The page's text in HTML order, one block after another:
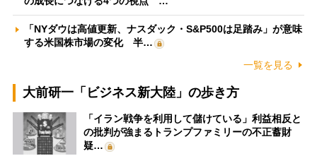
「NYダウは高値更新、ナスダック・S&P500は足踏み」が意味
する米国株市場の変化 半…
一覧を見る
大前研一「ビジネス新大陸」の歩き方
「イラン戦争を利用して儲けている」利益相反と
の批判が強まるトランプファミリーの不正蓄財
疑…